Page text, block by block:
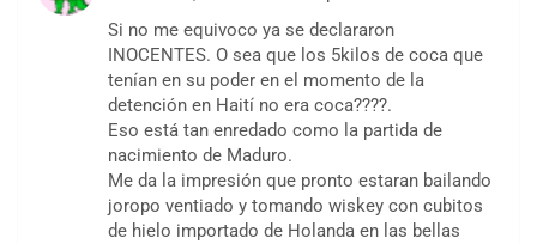
Si no me equivoco ya se declararon
INOCENTES. O sea que los 5kilos de coca que
tenían en su poder en el momento de la
detención en Haití no era coca????.
Eso está tan enredado como la partida de
nacimiento de Maduro.
Me da la impresión que pronto estaran bailando
joropo ventiado y tomando wiskey con cubitos
de hielo importado de Holanda en las bellas